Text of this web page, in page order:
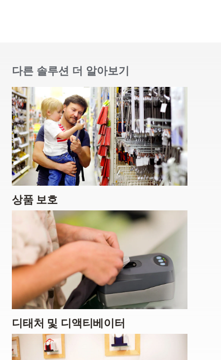
다른 솔루션 더 알아보기
상품 보호
디태처 및 디액티베이터